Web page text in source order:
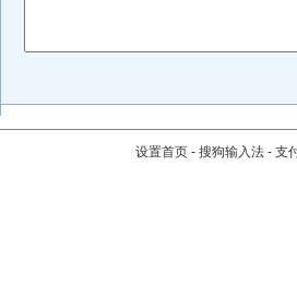
设置首页 - 搜狗输入法 - 支